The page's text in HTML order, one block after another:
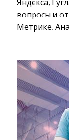
Яндекса,
вопросы и
Метрике,